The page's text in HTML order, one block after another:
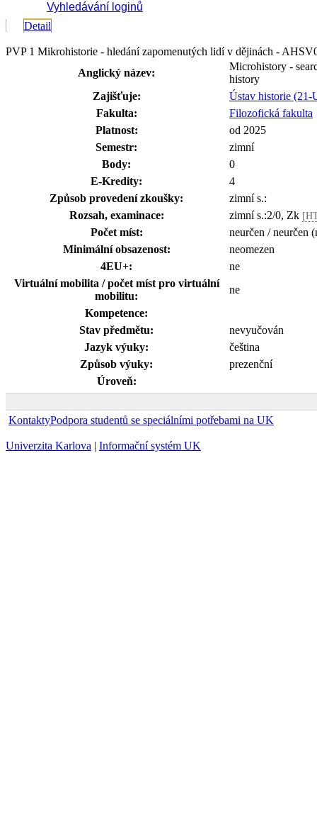
Vyhledávání loginů
Detail
PVP 1 Mikrohistorie - hledání zapomenutých lidí v dějinách -
Anglický název:
Microhistory -
history
Zajišťuje:
Ústav historie (21-
Fakulta:
Filozofická fakulta
Platnost:
od 2025
Semestr:
zimní
Body:
0
E-Kredity:
4
Způsob provedení zkoušky:
zimní s.:
Rozsah, examinace:
zimní s.:2/0, Zk
Počet míst:
neurčen / neurčen
Minimální obsazenost:
neomezen
4EU+:
ne
Virtuální mobilita / počet míst pro virtuální
mobilitu:
ne
Kompetence:
Stav předmětu:
nevyučován
Jazyk výuky:
čeština
Způsob výuky:
prezenční
Úroveň:
KontaktyPodpora studentů se speciálními potřebami na UK
Univerzita Karlova | Informační systém UK